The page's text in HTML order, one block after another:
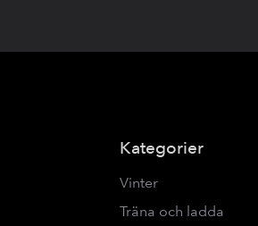
Kategorier
Vinter
Träna och ladda